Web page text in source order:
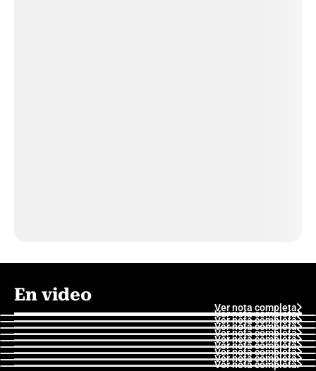
En video
Ver nota completa
Ver nota completa
Ver nota completa
Ver nota completa
Ver nota completa
Ver nota completa
Ver nota completa
Ver nota completa
Ver nota completa
Ver nota completa